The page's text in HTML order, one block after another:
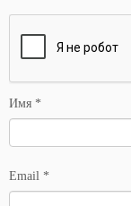
Имя *
Email *